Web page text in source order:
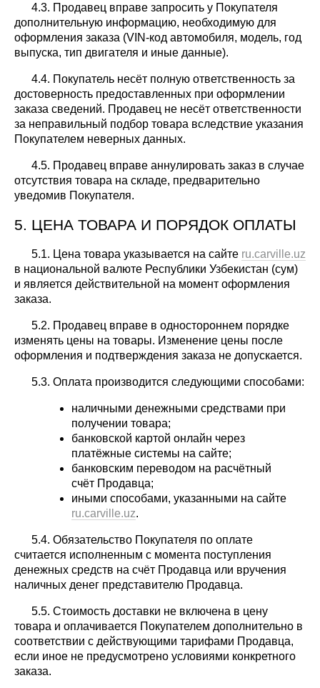
4.3. Продавец вправе запросить у Покупателя
дополнительную информацию, необходимую для
оформления заказа (VIN-код автомобиля, модель, год
выпуска, тип двигателя и иные данные).
4.4. Покупатель несёт полную ответственность за
достоверность предоставленных при оформлении
заказа сведений. Продавец не несёт ответственности
за неправильный подбор товара вследствие указания
Покупателем неверных данных.
4.5. Продавец вправе аннулировать заказ в случае
отсутствия товара на складе, предварительно
уведомив Покупателя.
5. ЦЕНА ТОВАРА И ПОРЯДОК ОПЛАТЫ
5.1. Цена товара указывается на сайте ru.carville.uz
в национальной валюте Республики Узбекистан (сум)
и является действительной на момент оформления
заказа.
5.2. Продавец вправе в одностороннем порядке
изменять цены на товары. Изменение цены после
оформления и подтверждения заказа не допускается.
5.3. Оплата производится следующими способами:
наличными денежными средствами при
получении товара;
банковской картой онлайн через
платёжные системы на сайте;
банковским переводом на расчётный
счёт Продавца;
иными способами, указанными на сайте
ru.carville.uz.
5.4. Обязательство Покупателя по оплате
считается исполненным с момента поступления
денежных средств на счёт Продавца или вручения
наличных денег представителю Продавца.
5.5. Стоимость доставки не включена в цену
товара и оплачивается Покупателем дополнительно в
соответствии с действующими тарифами Продавца,
если иное не предусмотрено условиями конкретного
заказа.